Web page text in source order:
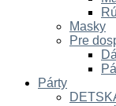
Masky
Pre
Párty